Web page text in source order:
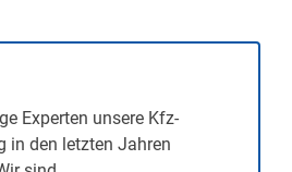
Experten unsere Kfz-
in den letzten Jahren